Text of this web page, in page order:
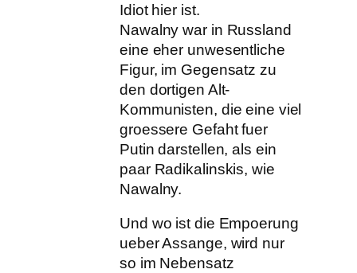
Idiot hier ist.
Nawalny war in Russland
eine eher unwesentliche
Figur, im Gegensatz zu
den dortigen Alt-
Kommunisten, die eine viel
groessere Gefaht fuer
Putin darstellen, als ein
paar Radikalinskis, wie
Nawalny.
Und wo ist die Empoerung
ueber Assange, wird nur
so im Nebensatz